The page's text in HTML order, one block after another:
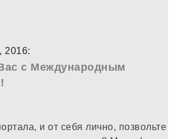
2016:
с Международным
и от себя лично, позвольте